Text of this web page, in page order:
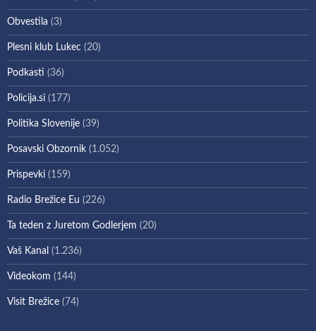
Obvestila (3)
Plesni klub Lukec (20)
Podkasti (36)
Policija.si (177)
Politika Slovenije (39)
Posavski Obzornik (1.052)
Prispevki (159)
Radio Brežice Eu (226)
Ta teden z Juretom Godlerjem (20)
Vaš Kanal (1.236)
Videokom (144)
Visit Brežice (74)